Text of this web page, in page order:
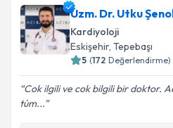
Uzm. Dr. Utku
Kardiyoloji
Eskişehir, Tepebaşı
5 (172 Değerlendirme)
Cok ilgili ve cok bilgili bir doktor.
túm...